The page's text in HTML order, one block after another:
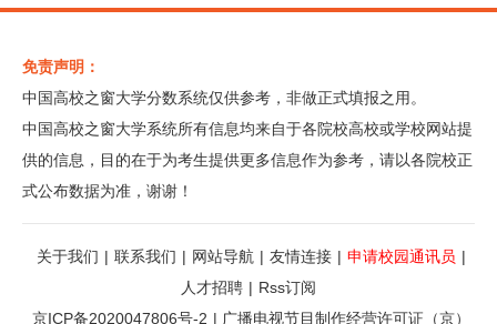
免责声明：
中国高校之窗大学分数系统仅供参考，非做正式填报之用。
中国高校之窗大学系统所有信息均来自于各院校高校或学校网站提
供的信息，目的在于为考生提供更多信息作为参考，请以各院校正
式公布数据为准，谢谢！
关于我们 | 联系我们 | 网站导航 | 友情连接 | 申请校园通讯员 |
人才招聘 | Rss订阅
京ICP备2020047806号-2 | 广播电视节目制作经营许可证（京）